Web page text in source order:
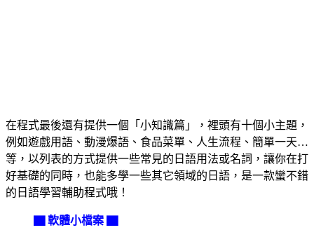
在程式最後還有提供一個「小知識篇」，裡頭有十個小主題，
例如遊戲用語、動漫爆語、食品菜單、人生流程、簡單一天…
等，以列表的方式提供一些常見的日語用法或名詞，讓你在打
好基礎的同時，也能多學一些其它領域的日語，是一款蠻不錯
的日語學習輔助程式哦！
▇ 軟體小檔案 ▇